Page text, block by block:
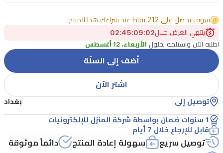
للتبريد
بسعة
220
لتر،
مما
يجعلها
مثالية
لاحتياجات
المنزل.
صُممت
سوف تحصل على 212 نقاط عند شراءك هذا المنتج
ينتهي العرض خلال02
:
09
:
45
:
01
اطلبه الآن واستلمه بحلول الأربعاء، 12 أغسطس
أضف إلى السلّة
اشتر الآن
توصيل إلى بغداد
1 سنوات ضمان بواسطة شركة المنزل للإلكترونيات
قابل للإرجاع خلال 7 أيام
توصيل سريع سهولة إعادة المنتج
دائماً موثوقة